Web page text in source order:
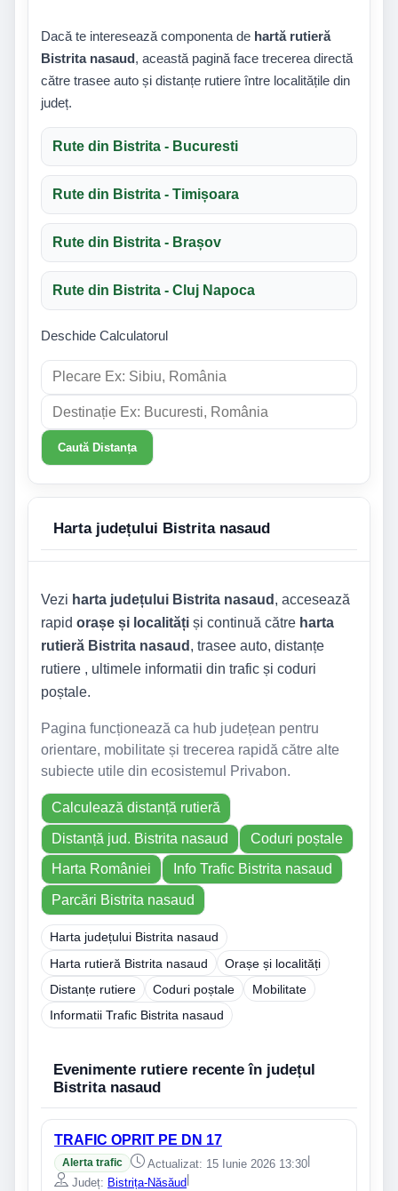
Dacă te interesează componenta de hartă rutieră
Bistrita nasaud, această pagină face trecerea directă
către trasee auto și distanțe rutiere între localitățile din
județ.
Rute din Bistrita - Bucuresti
Rute din Bistrita - Timișoara
Rute din Bistrita - Brașov
Rute din Bistrita - Cluj Napoca
Deschide Calculatorul
Caută Distanța
Harta județului Bistrita nasaud
Vezi harta județului Bistrita nasaud , accesează
rapid orașe și localități și continuă către harta
rutieră Bistrita nasaud , trasee auto, distanțe
rutiere , ultimele informatii din trafic și coduri
poștale.
Pagina funcționează ca hub județean pentru
orientare, mobilitate și trecerea rapidă către alte
subiecte utile din ecosistemul Privabon.
Calculează distanță rutieră
Distanță jud. Bistrita nasaud Coduri poștale
Harta României Info Trafic Bistrita nasaud
Parcări Bistrita nasaud
Harta județului Bistrita nasaud
Harta rutieră Bistrita nasaud
Orașe și localități
Distanțe rutiere
Coduri poștale
Mobilitate
Informatii Trafic Bistrita nasaud
Evenimente rutiere recente în județul
Bistrita nasaud
TRAFIC OPRIT PE DN 17
Alerta trafic Actualizat: 15 Iunie 2026 13:30|
Județ: Bistrița-Năsăud